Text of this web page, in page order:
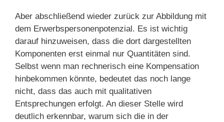
Aber abschließend wieder zurück zur Abbildung mit
dem Erwerbspersonenpotenzial. Es ist wichtig
darauf hinzuweisen, dass die dort dargestellten
Komponenten erst einmal nur Quantitäten sind.
Selbst wenn man rechnerisch eine Kompensation
hinbekommen könnte, bedeutet das noch lange
nicht, dass das auch mit qualitativen
Entsprechungen erfolgt. An dieser Stelle wird
deutlich erkennbar, warum sich die in der